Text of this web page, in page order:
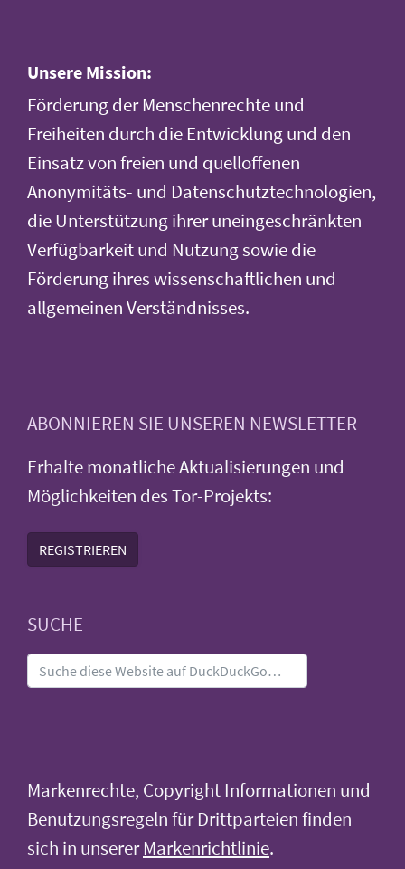
Unsere Mission:
Förderung der Menschenrechte und
Freiheiten durch die Entwicklung und den
Einsatz von freien und quelloffenen
Anonymitäts- und Datenschutztechnologien,
die Unterstützung ihrer uneingeschränkten
Verfügbarkeit und Nutzung sowie die
Förderung ihres wissenschaftlichen und
allgemeinen Verständnisses.
ABONNIEREN SIE UNSEREN NEWSLETTER
Erhalte monatliche Aktualisierungen und
Möglichkeiten des Tor-Projekts:
REGISTRIEREN
SUCHE
Markenrechte, Copyright Informationen und
Benutzungsregeln für Drittparteien finden
sich in unsererMarkenrichtlinie.